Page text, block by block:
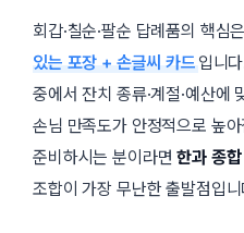
회갑·칠순·팔순 답례품의 핵심은
있는 포장 + 손글씨 카드 입니
중에서 잔치 종류·계절·예산
손님 만족도가 안정적으로 높
준비하시는 분이라면한과 종
조합이 가장 무난한 출발점입니